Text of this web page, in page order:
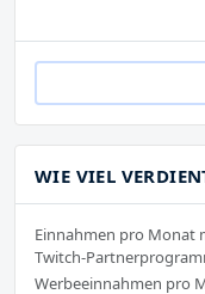
WIE VIEL
Einnahmen pro Monat
Twitch-
Werbeeinnahmen pro